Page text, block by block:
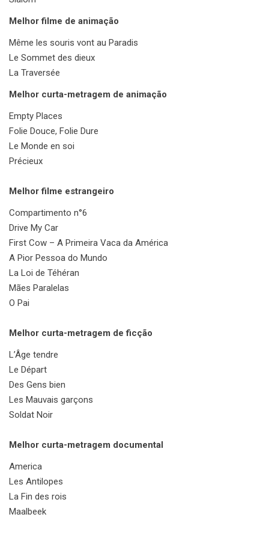
Melhor filme de animação
Même les souris vont au Paradis
Le Sommet des dieux
La Traversée
Melhor curta-metragem de animação
Empty Places
Folie Douce, Folie Dure
Le Monde en soi
Précieux
Melhor filme estrangeiro
Compartimento n°6
Drive My Car
First Cow – A Primeira Vaca da América
A Pior Pessoa do Mundo
La Loi de Téhéran
Mães Paralelas
O Pai
Melhor curta-metragem de ficção
L’Âge tendre
Le Départ
Des Gens bien
Les Mauvais garçons
Soldat Noir
Melhor curta-metragem documental
America
Les Antilopes
La Fin des rois
Maalbeek